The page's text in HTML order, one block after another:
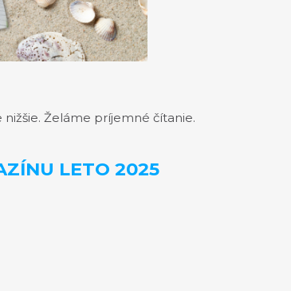
Želáme príjemné čítanie.
LETO 2025